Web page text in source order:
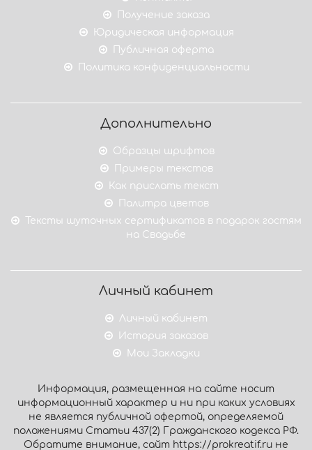
Получение заказа
Юридическая информация
Публичная оферта
Политика конфиденциальности
Дополнительно
Образцы шрифтов
Примеры текстов
Как прислать текст
Палитра цветов
Тексты шуточных сертификатов в подарок гостям
на Свадьбе
Личный кабинет
Личный кабинет
История заказов
Мои Закладки
Информация, размещенная на сайте носит
информационный характер и ни при каких условиях
не является публичной офертой, определяемой
положениями Статьи 437(2) Гражданского кодекса РФ.
Обратите внимание, сайт https://prokreatif.ru не